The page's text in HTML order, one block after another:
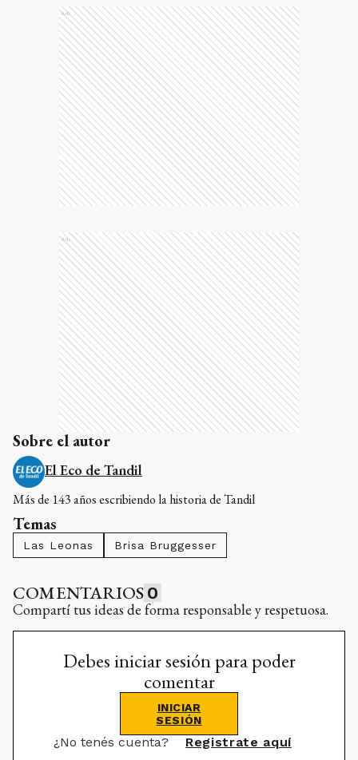
Ads
Ads
Sobre el autor
El Eco de Tandil
Más de 143 años escribiendo la historia de Tandil
Temas
Las Leonas Brisa Bruggesser
COMENTARIOS 0
Compartí tus ideas de forma responsable y respetuosa.
Debes iniciar sesión para poder
comentar
INICIAR
SESIÓN
¿No tenés cuenta? Registrate aquí